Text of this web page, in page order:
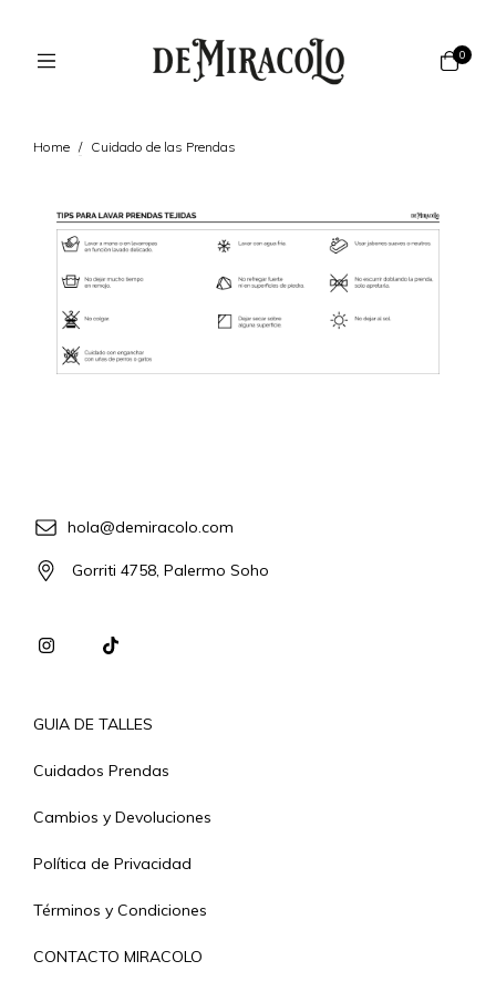
0
Home / Cuidado de las Prendas
hola@demiracolo.com
Gorriti 4758, Palermo Soho
GUIA DE TALLES
Cuidados Prendas
Cambios y Devoluciones
Política de Privacidad
Términos y Condiciones
CONTACTO MIRACOLO